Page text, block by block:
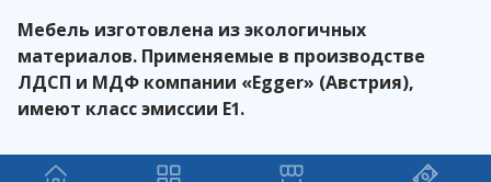
Мебель изготовлена из экологичных
материалов. Применяемые в производстве
ЛДСП и МДФ компании «Egger» (Австрия),
имеют класс эмиссии Е1.